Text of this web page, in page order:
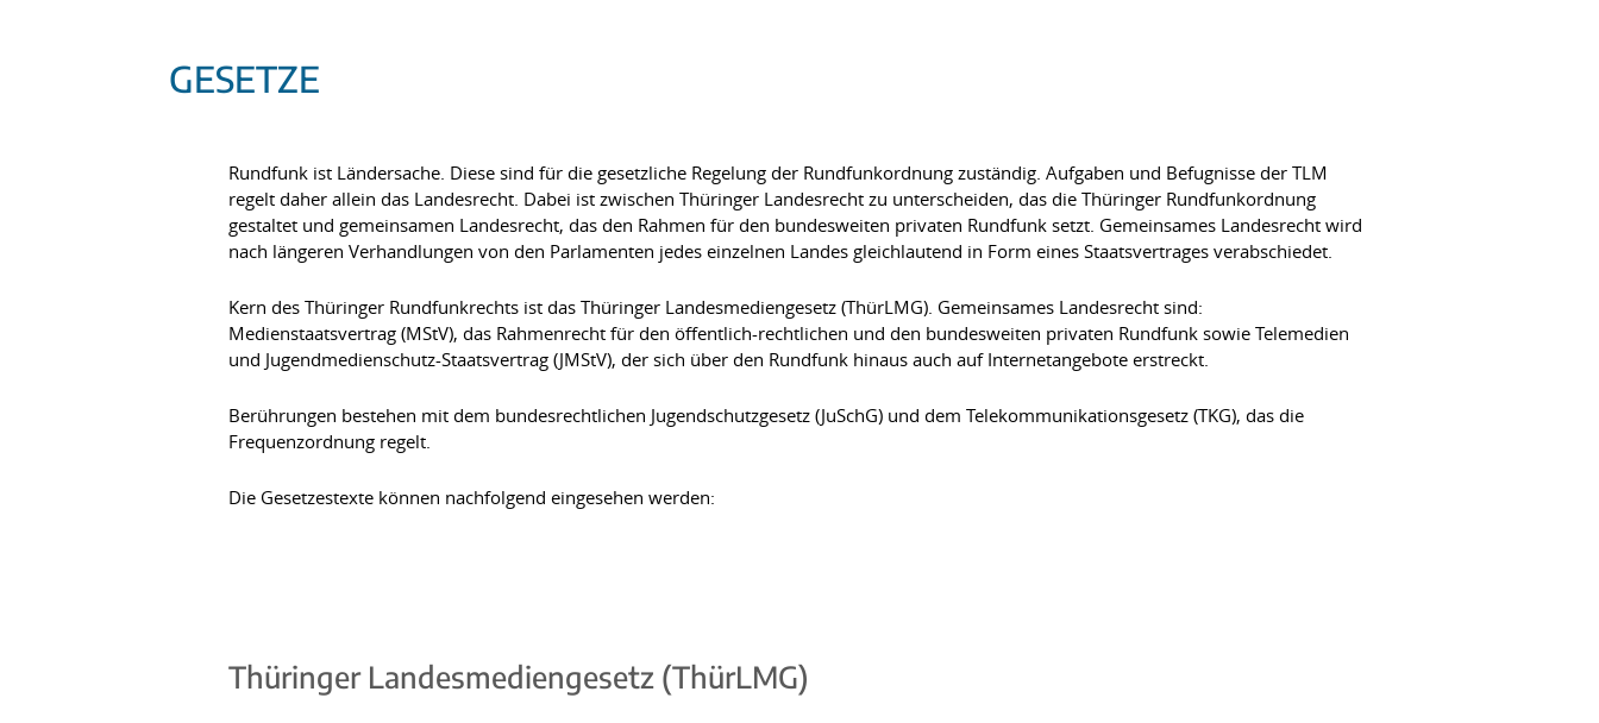
GESETZE
Rundfunk ist Ländersache. Diese sind für die gesetzliche Regelung der Rundfunkordnung zuständig. Aufgaben und Befugnisse der TLM
regelt daher allein das Landesrecht. Dabei ist zwischen Thüringer Landesrecht zu unterscheiden, das die Thüringer Rundfunkordnung
gestaltet und gemeinsamen Landesrecht, das den Rahmen für den bundesweiten privaten Rundfunk setzt. Gemeinsames Landesrecht wird
nach längeren Verhandlungen von den Parlamenten jedes einzelnen Landes gleichlautend in Form eines Staatsvertrages verabschiedet.
Kern des Thüringer Rundfunkrechts ist das Thüringer Landesmediengesetz (ThürLMG). Gemeinsames Landesrecht sind:
Medienstaatsvertrag (MStV), das Rahmenrecht für den öffentlich-rechtlichen und den bundesweiten privaten Rundfunk sowie Telemedien
und Jugendmedienschutz-Staatsvertrag (JMStV), der sich über den Rundfunk hinaus auch auf Internetangebote erstreckt.
Berührungen bestehen mit dem bundesrechtlichen Jugendschutzgesetz (JuSchG) und dem Telekommunikationsgesetz (TKG), das die
Frequenzordnung regelt.
Die Gesetzestexte können nachfolgend eingesehen werden:
Thüringer Landesmediengesetz (ThürLMG)